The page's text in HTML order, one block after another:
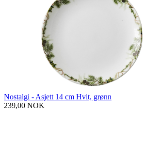
Nostalgi - Asjett 14 cm Hvit, grønn
239,00 NOK